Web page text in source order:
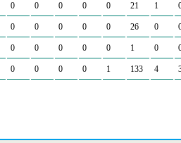
0 0 0 0 0 21 1
0 0 0 0 0 26 0
0 0 0 0 0 1 0
0 0 0 0 1 133 4